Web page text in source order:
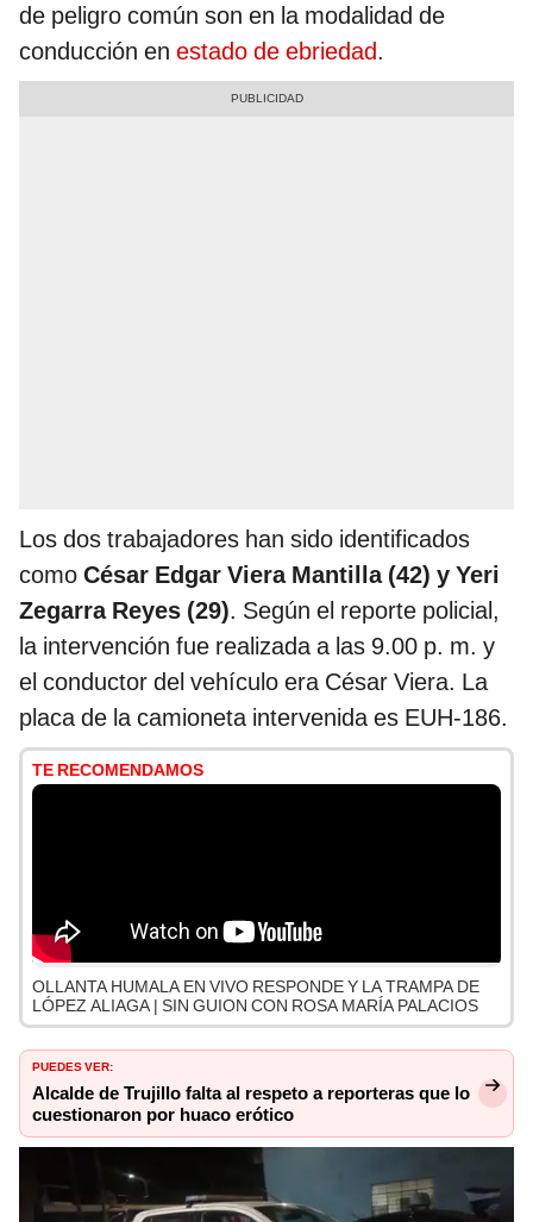
de peligro común son en la modalidad de
conducción en estado de ebriedad.
Los dos trabajadores han sido identificados
como César Edgar Viera Mantilla (42) y Yeri
Zegarra Reyes (29). Según el reporte policial,
la intervención fue realizada a las 9.00 p. m. y
el conductor del vehículo era César Viera. La
placa de la camioneta intervenida es EUH-186.
TE RECOMENDAMOS
OLLANTA HUMALA EN VIVO RESPONDE Y LA TRAMPA DE
LÓPEZ ALIAGA | SIN GUION CON ROSA MARÍA PALACIOS
PUEDES VER:
Alcalde de Trujillo falta al respeto a reporteras que lo
cuestionaron por huaco erótico